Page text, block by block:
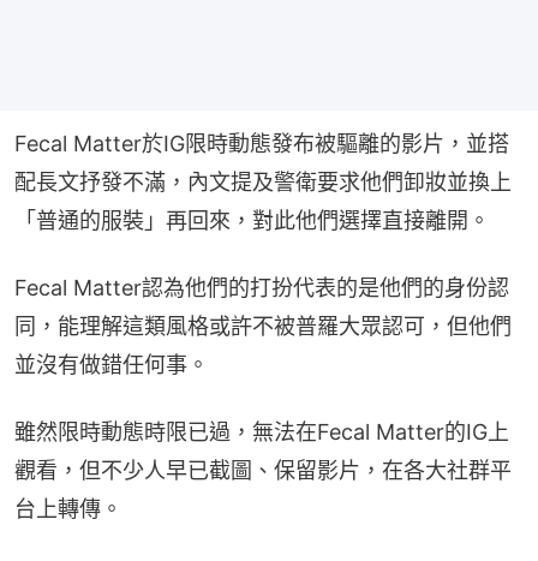
Fecal Matter於IG限時動態發布被驅離的影片，並搭
配長文抒發不滿，內文提及警衛要求他們卸妝並換上
「普通的服裝」再回來，對此他們選擇直接離開。
Fecal Matter認為他們的打扮代表的是他們的身份認
同，能理解這類風格或許不被普羅大眾認可，但他們
並沒有做錯任何事。
雖然限時動態時限已過，無法在Fecal Matter的IG上
觀看，但不少人早已截圖、保留影片，在各大社群平
台上轉傳。